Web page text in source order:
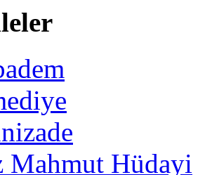
Mahmut Hüdayi